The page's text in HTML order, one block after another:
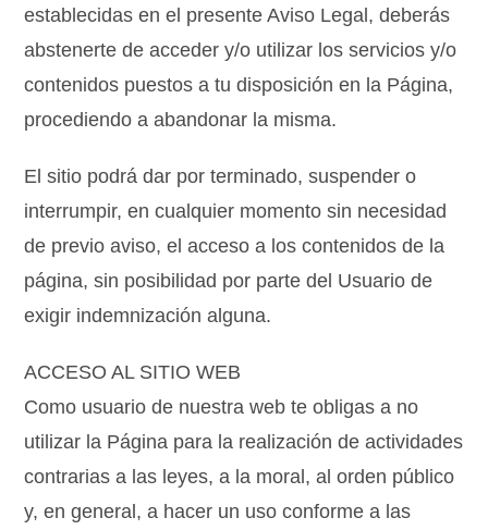
establecidas en el presente Aviso Legal, deberás
abstenerte de acceder y/o utilizar los servicios y/o
contenidos puestos a tu disposición en la Página,
procediendo a abandonar la misma.
El sitio podrá dar por terminado, suspender o
interrumpir, en cualquier momento sin necesidad
de previo aviso, el acceso a los contenidos de la
página, sin posibilidad por parte del Usuario de
exigir indemnización alguna.
ACCESO AL SITIO WEB
Como usuario de nuestra web te obligas a no
utilizar la Página para la realización de actividades
contrarias a las leyes, a la moral, al orden público
y, en general, a hacer un uso conforme a las